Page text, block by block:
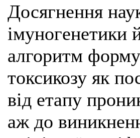
Досягнення
імуногенетики
алгоритм
токсикозу як
від етапу
аж до